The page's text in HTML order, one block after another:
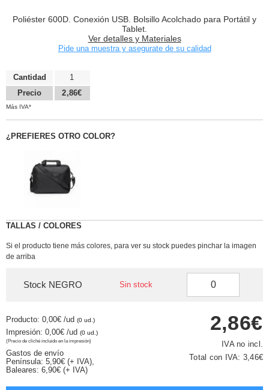
Poliéster 600D. Conexión USB. Bolsillo Acolchado para Portátil y
Tablet.
Ver detalles y Materiales
Pide una muestra y asegurate de su calidad
Cantidad
Precio
1
2,86€
Más IVA*
¿PREFIERES OTRO COLOR?
TALLAS / COLORES
Si el producto tiene más colores, para ver su stock puedes pinchar la imagen
de arriba
Stock NEGRO Sin stock
Producto: 0,00€ /ud (0 ud.)
Impresión: 0,00€ /ud (0 ud.)
(Precio de cliché incluido en la impresión)
Gastos de envío
Península: 5,90€ (+ IVA),
Baleares: 6,90€ (+ IVA)
2,86€
IVA no incl.
Total con IVA: 3,46€